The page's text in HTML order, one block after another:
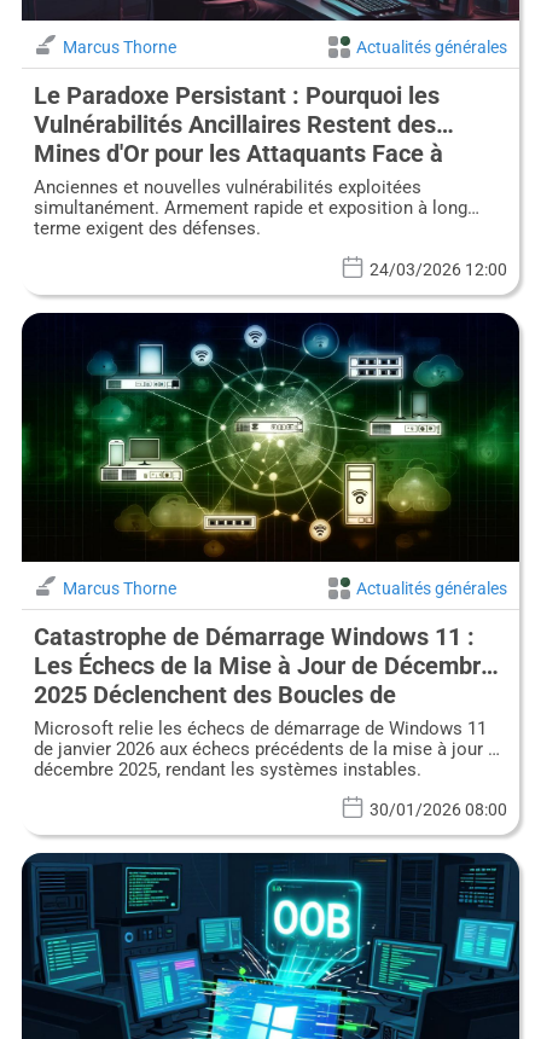
Marcus Thorne Actualités générales
Le Paradoxe Persistant : Pourquoi les
Vulnérabilités Ancillaires Restent des
Mines d'Or pour les Attaquants Face à
l'Armement Rapide des Zero-Days
Anciennes et nouvelles vulnérabilités exploitées
simultanément. Armement rapide et exposition à long
terme exigent des défenses.
24/03/2026 12:00
Marcus Thorne Actualités générales
Catastrophe de Démarrage Windows 11 :
Les Échecs de la Mise à Jour de Décembre
2025 Déclenchent des Boucles de
Démarrage en Janvier 2026
Microsoft relie les échecs de démarrage de Windows 11
de janvier 2026 aux échecs précédents de la mise à jour de
décembre 2025, rendant les systèmes instables.
30/01/2026 08:00